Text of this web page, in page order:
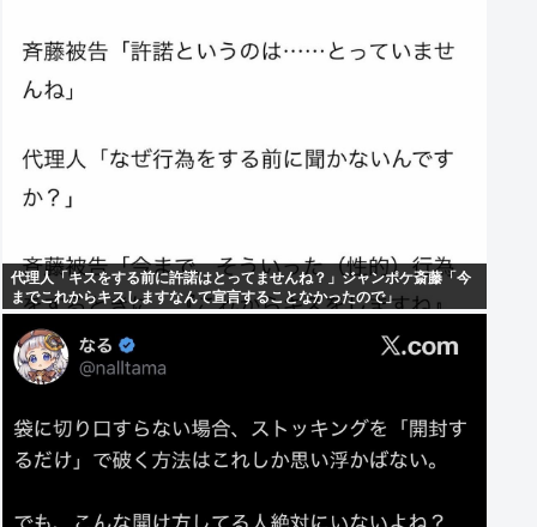
代理人「キスをする前に許諾はとってませんね？」ジャンポケ斎藤「今
までこれからキスしますなんて宣言することなかったので」